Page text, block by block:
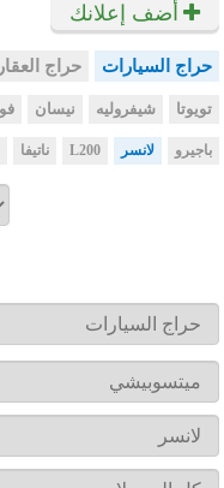
أضف إعلانك
حراج السيارات حراج العقار
تويوتا شيفروليه نيسان
باجيرو لانسر L200 ناتيفا